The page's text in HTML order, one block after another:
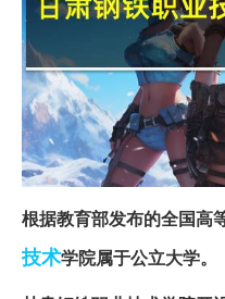
根据教育部发布的全国高
技术学院属于公立大学。